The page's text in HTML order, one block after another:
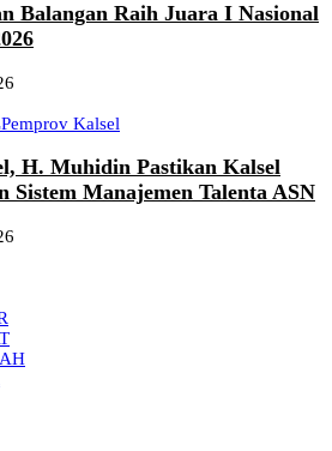
Balangan Raih Juara I Nasional
Pemprov Kalsel
H. Muhidin Pastikan Kalsel
Sistem Manajemen Talenta ASN